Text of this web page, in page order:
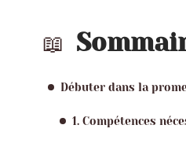
Débuter dans la
1. Compétences